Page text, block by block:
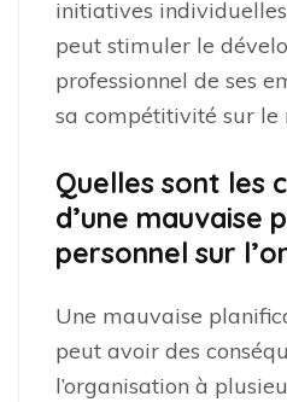
initiatives
peut stimuler le
professionnel de ses
sa compétitivité sur le
Quelles sont les
d’une mauvaise
personnel sur
Une mauvaise
peut avoir des
l’organisation à